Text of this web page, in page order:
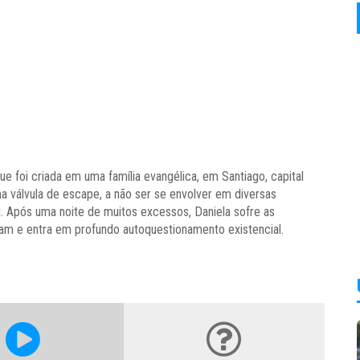
foi criada em uma família evangélica, em Santiago, capital
válvula de escape, a não ser se envolver em diversas
uma noite de muitos excessos, Daniela sofre as
e entra em profundo autoquestionamento existencial.